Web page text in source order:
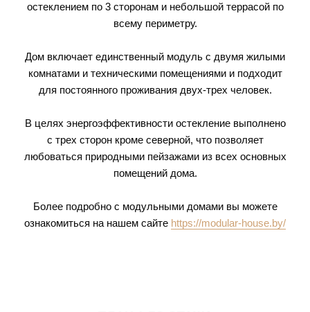
остеклением по 3 сторонам и небольшой террасой по
всему периметру.
Дом включает единственный модуль с двумя жилыми
комнатами и техническими помещениями и подходит
для постоянного проживания двух-трех человек.
В целях энергоэффективности остекление выполнено
с трех сторон кроме северной, что позволяет
любоваться природными пейзажами из всех основных
помещений дома.
Более подробно с модульными домами вы можете
ознакомиться на нашем сайте https://modular-house.by/